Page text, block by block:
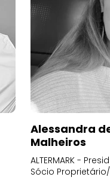
Alessandra
Malheiros
ALTERMARK -
Sócio